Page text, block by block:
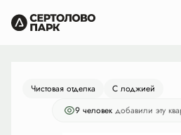
1-комнатная
Ипотекаот 20 528 руб./мес.
Чистовая отделка
С лоджией
9 человек добавили эту